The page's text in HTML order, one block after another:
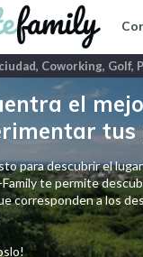
Coworking,
el
tus
para descubrir el
te permite
corresponden a los